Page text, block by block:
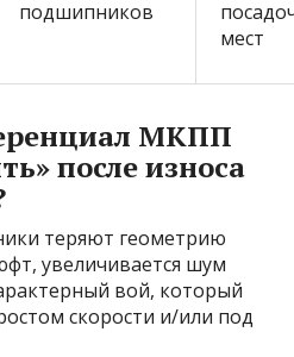
подшипников
мест
МКПП
после износа
теряют геометрию
увеличивается шум
вой, который
скорости и/или под